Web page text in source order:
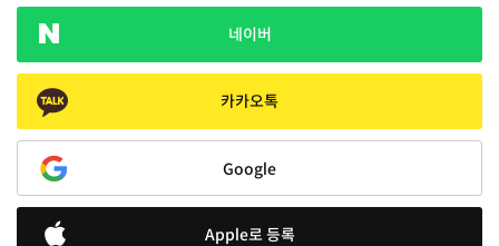
네이버
카카오톡
Google
Apple로 등록